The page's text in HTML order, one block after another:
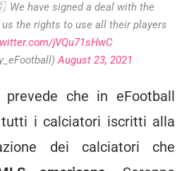
We have signed a deal with the
the rights to use all their players
jVQu71sHwC
August 23, 2021
che in eFootball
tutti i calciatori iscritti alla
dei calciatori che